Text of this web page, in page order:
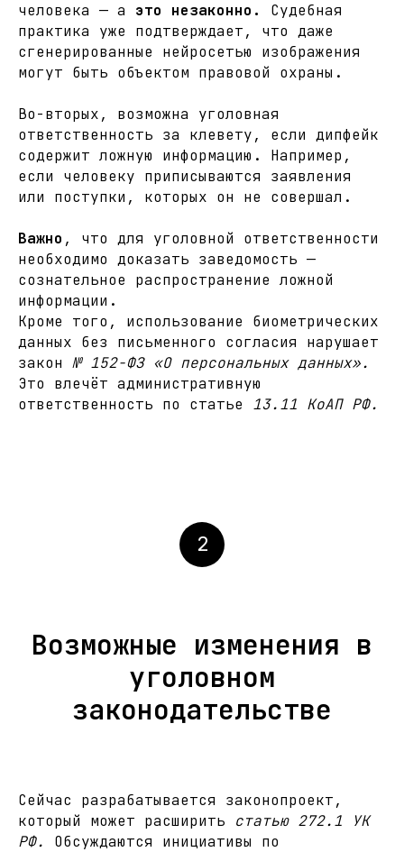
человека — а это незаконно.
Судебная
практика уже подтверждает, что даже
сгенерированные нейросетью изображения
могут быть объектом правовой охраны.
Во-вторых, возможна уголовная
ответственность за клевету, если дипфейк
содержит ложную информацию. Например,
если человеку приписываются заявления
или поступки, которых он не совершал.
Важно , что для уголовной ответственности
необходимо доказать заведомость —
сознательное распространение ложной
информации.
Кроме того, использование биометрических
данных без письменного согласия нарушает
закон № 152-ФЗ «О персональных данных».
Это влечёт административную
ответственность по статье 13.11 КоАП РФ.
2
Возможные изменения в
уголовном
законодательстве
Сейчас разрабатывается законопроект,
который может расширить статью 272.1 УК
РФ.
Обсуждаются инициативы по